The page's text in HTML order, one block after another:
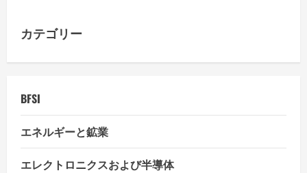
a
o
n
カテゴリー
BFSI
エネルギーと鉱業
エレクトロニクスおよび半導体